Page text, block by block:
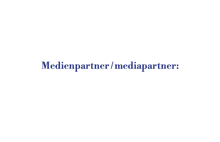
Medienpartner / mediapartner: